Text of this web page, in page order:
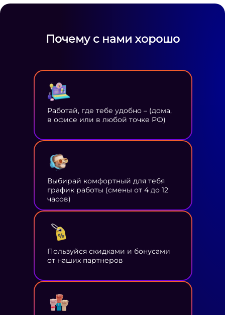
Почему с нами хорошо
Работай, где тебе удобно – (дома,
в офисе или в любой точке РФ)
Выбирай комфортный для тебя
график работы (смены от 4 до 12
часов)
Пользуйся скидками и бонусами
от наших партнеров